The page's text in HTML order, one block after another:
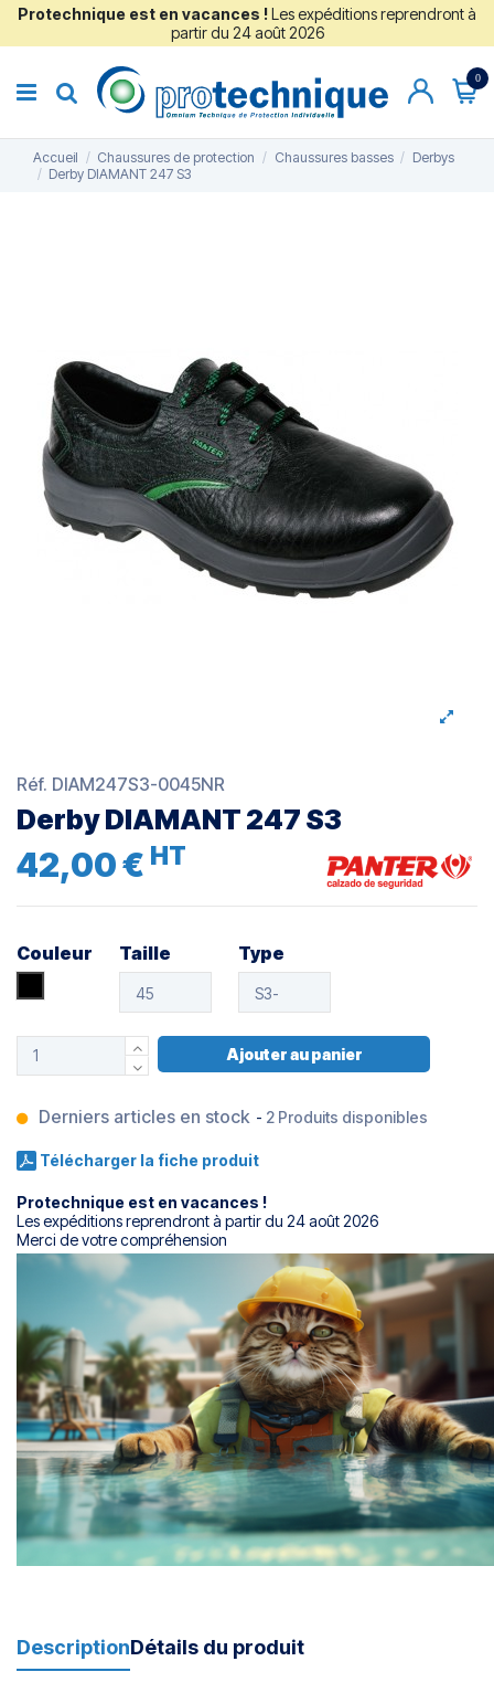
Protechnique est en vacances !Les expéditions reprendront à
partir du 24 août 2026
0
Accueil Chaussures de protection Chaussures basses
Derbys
Derby DIAMANT 247 S3
Réf. DIAM247S3-0045NR
Derby DIAMANT 247 S3
42,00 € HT
Couleur Taille Type
Ajouter au panier
Derniers articles en stock - 2 Produits disponibles
Télécharger la fiche produit
Protechnique est en vacances !
Les expéditions reprendront à partir du 24 août 2026
Merci de votre compréhension
DescriptionDétails du produit